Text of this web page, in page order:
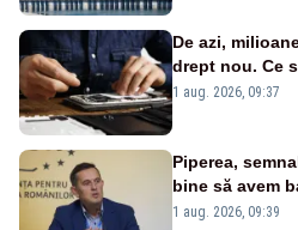
De azi,
drept nou. Ce
un produs
1 aug. 2026, 09:37
Piperea,
bine să avem
alertei
1 aug. 2026, 09:39